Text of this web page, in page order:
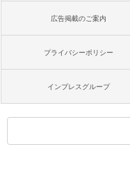
広告掲載のご案内
プライバシーポリシー
インプレスグループ